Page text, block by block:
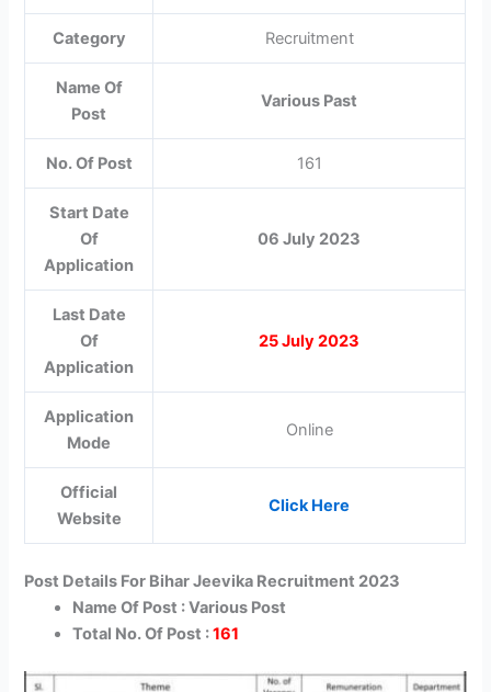
Category Recruitment
Name Of
Post
Various Past
No. Of Post 161
Start Date
Of
Application
06 July 2023
Last Date
Of
Application
25 July 2023
Application
Mode
Online
Official
Website
Click Here
Post Details For Bihar Jeevika Recruitment 2023
Name Of Post : Various Post
Total No. Of Post :161